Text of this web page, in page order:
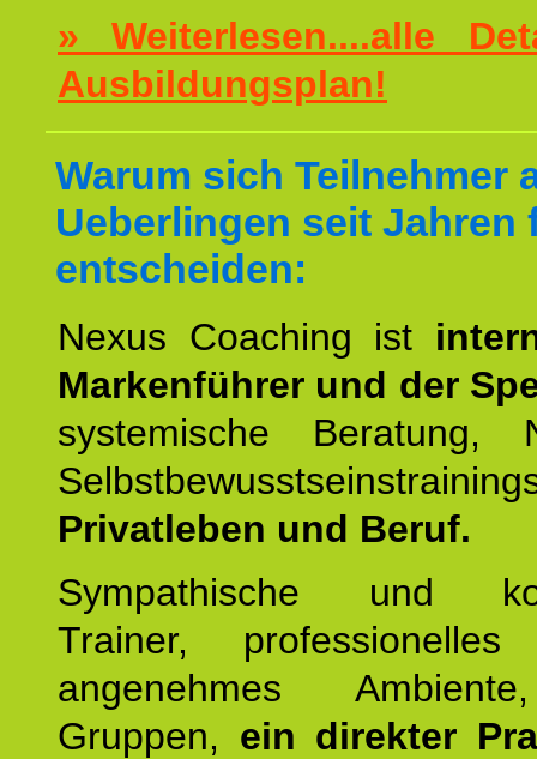
» Weiterlesen....alle
Ausbildungsplan!
Warum sich Teilnehmer
Ueberlingen seit Jahren
entscheiden:
Nexus Coaching ist
Markenführer und der
systemische Beratung,
Privatleben und Beruf.
Sympathische und
Trainer, professionelles
angenehmes
Gruppen, ein direkter